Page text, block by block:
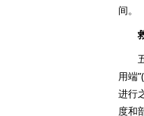
间。
五
用端
进行
度和